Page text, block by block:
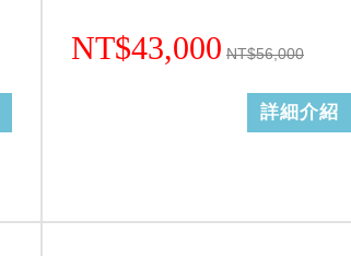
NT$43,000 NT$56,000
詳細介紹